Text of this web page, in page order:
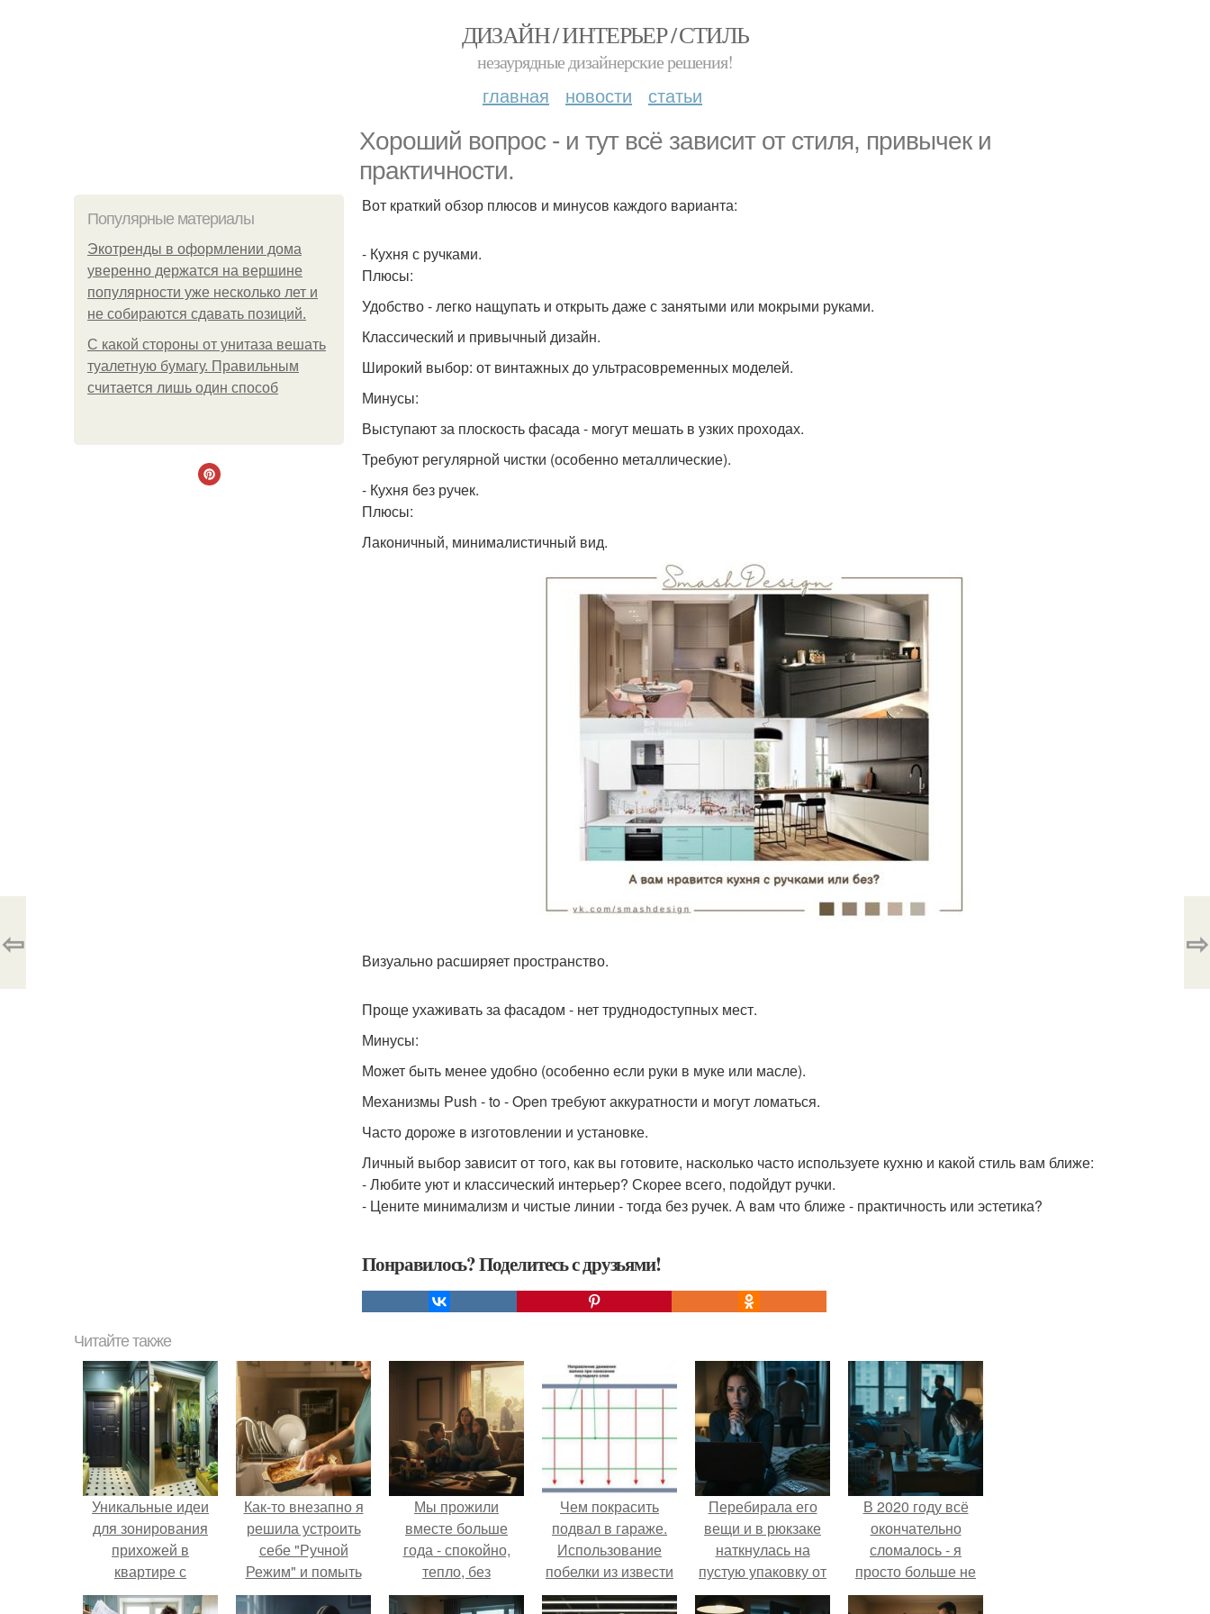
ДИЗАЙН / ИНТЕРЬЕР / СТИЛЬ
незаурядные дизайнерские решения!
главная новости статьи
Хороший вопрос - и тут всё зависит от стиля, привычек и
практичности.
Популярные материалы
Экотренды в оформлении дома
уверенно держатся на вершине
популярности уже несколько лет и
не собираются сдавать позиций.
С какой стороны от унитаза вешать
туалетную бумагу. Правильным
считается лишь один способ
Вот краткий обзор плюсов и минусов каждого варианта:
- Кухня с ручками.
Плюсы:
Удобство - легко нащупать и открыть даже с занятыми или мокрыми руками.
Классический и привычный дизайн.
Широкий выбор: от винтажных до ультрасовременных моделей.
Минусы:
Выступают за плоскость фасада - могут мешать в узких проходах.
Требуют регулярной чистки (особенно металлические).
- Кухня без ручек.
Плюсы:
Лаконичный, минималистичный вид.
Визуально расширяет пространство.
Проще ухаживать за фасадом - нет труднодоступных мест.
Минусы:
Может быть менее удобно (особенно если руки в муке или масле).
Механизмы Push - to - Open требуют аккуратности и могут ломаться.
Часто дороже в изготовлении и установке.
Личный выбор зависит от того, как вы готовите, насколько часто используете кухню и какой стиль вам ближе:
- Любите уют и классический интерьер? Скорее всего, подойдут ручки.
- Цените минимализм и чистые линии - тогда без ручек. А вам что ближе - практичность или эстетика?
Понравилось? Поделитесь с друзьями!
⇦ ⇨
Читайте также
Уникальные идеи
для зонирования
прихожей в
квартире с
открытой
Как-то внезапно я
решила устроить
себе "Ручной
Режим" и помыть
посуду без помощи
Мы прожили
вместе больше
года - спокойно,
тепло, без
конфликтов.
Чем покрасить
подвал в гараже.
Использование
побелки из извести
Перебирала его
вещи и в рюкзаке
наткнулась на
пустую упаковку от
каких-то таблеток.
В 2020 году всё
окончательно
сломалось - я
просто больше не
тянула всё одна.